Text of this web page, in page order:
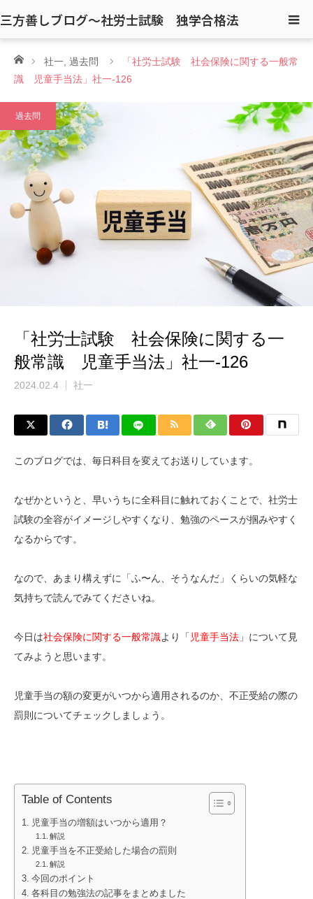
三方善しブログ〜社労士試験 独学合格法
ホーム社一 過去問
「社労士試験 社会保険に関する一般常
識 児童手当法」社一-126
過去問
「社労士試験 社会保険に関する一
般常識 児童手当法」社一-126
2024.02.4 社一
このブログでは、毎日科目を変えてお送りしています。
なぜかというと、早いうちに全科目に触れておくことで、社労士
試験の全容がイメージしやすくなり、勉強のペースが掴みやすく
なるからです。
なので、あまり構えずに「ふ〜ん、そうなんだ」くらいの気軽な
気持ちで読んでみてくださいね。
今日は社会保険に関する一般常識より「 児童手当法 」について見
てみようと思います。
児童手当の額の変更がいつから適用されるのか、不正受給の際の
罰則についてチェックしましょう。
Table of Contents
児童手当の増額はいつから適用？
解説
児童手当を不正受給した場合の罰則
解説
今回のポイント
各科目の勉強法の記事をまとめました